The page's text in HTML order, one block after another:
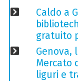
Caldo a
gratuito
Genova,
Mercato
liguri e